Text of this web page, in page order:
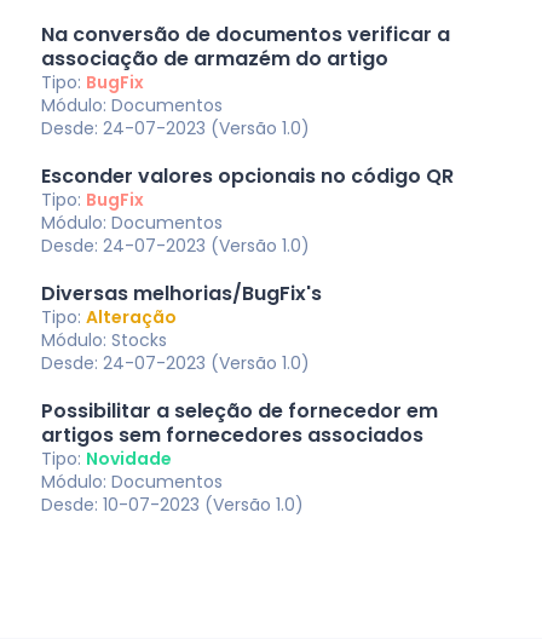
Na conversão de documentos verificar a
associação de armazém do artigo
Tipo: BugFix
Módulo: Documentos
Desde: 24-07-2023 (Versão 1.0)
Esconder valores opcionais no código QR
Tipo: BugFix
Módulo: Documentos
Desde: 24-07-2023 (Versão 1.0)
Diversas melhorias/BugFix's
Tipo: Alteração
Módulo: Stocks
Desde: 24-07-2023 (Versão 1.0)
Possibilitar a seleção de fornecedor em
artigos sem fornecedores associados
Tipo: Novidade
Módulo: Documentos
Desde: 10-07-2023 (Versão 1.0)